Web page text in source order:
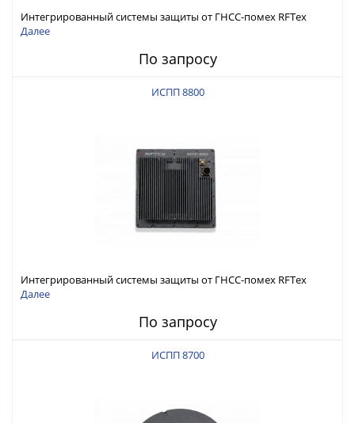
Интегрированный системы защиты от ГНСС-помех RFТех
ИСПП 8900
Далее
По запросу
ИСПП 8800
Интегрированный системы защиты от ГНСС-помех RFТех
ИСПП 8800
Далее
По запросу
ИСПП 8700